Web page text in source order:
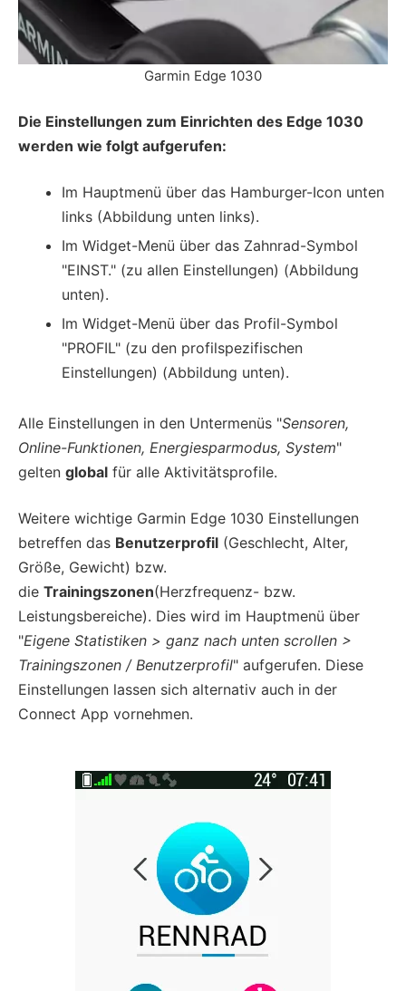
Garmin Edge 1030
Die Einstellungen zum Einrichten des Edge 1030
werden wie folgt aufgerufen:
Im Hauptmenü über das Hamburger-Icon unten
links (Abbildung unten links).
Im Widget-Menü über das Zahnrad-Symbol
"EINST." (zu allen Einstellungen) (Abbildung
unten).
Im Widget-Menü über das Profil-Symbol
"PROFIL" (zu den profilspezifischen
Einstellungen) (Abbildung unten).
Alle Einstellungen in den Untermenüs "Sensoren,
Online-Funktionen, Energiesparmodus, System"
gelten global für alle Aktivitätsprofile.
Weitere wichtige Garmin Edge 1030 Einstellungen
betreffen das Benutzerprofil (Geschlecht, Alter,
Größe, Gewicht) bzw.
die Trainingszonen(Herzfrequenz- bzw.
Leistungsbereiche). Dies wird im Hauptmenü über
"Eigene Statistiken > ganz nach unten scrollen >
Trainingszonen / Benutzerprofil" aufgerufen. Diese
Einstellungen lassen sich alternativ auch in der
Connect App vornehmen.